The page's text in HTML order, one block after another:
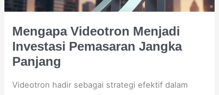
Mengapa Videotron Menjadi
Investasi Pemasaran Jangka
Panjang
Videotron hadir sebagai strategi efektif dalam
Panjang